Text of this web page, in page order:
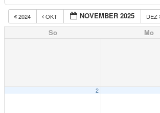
2024 OKT NOVEMBER 2025 DEZ
So Mo
2